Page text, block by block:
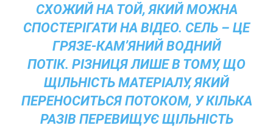
СХОЖИЙ НА ТОЙ, ЯКИЙ МОЖНА
СПОСТЕРІГАТИ НА ВІДЕО. СЕЛЬ – ЦЕ
ГРЯЗЕ-КАМ’ЯНИЙ ВОДНИЙ
ПОТІК. РІЗНИЦЯ ЛИШЕ В ТОМУ, ЩО
ЩІЛЬНІСТЬ МАТЕРІАЛУ, ЯКИЙ
ПЕРЕНОСИТЬСЯ ПОТОКОМ, У КІЛЬКА
РАЗІВ ПЕРЕВИЩУЄ ЩІЛЬНІСТЬ